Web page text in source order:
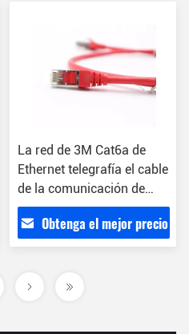
La red de 3M Cat6a de
Ethernet telegrafía el cable
de la comunicación de
SFTP Rj45
Obtenga el mejor precio